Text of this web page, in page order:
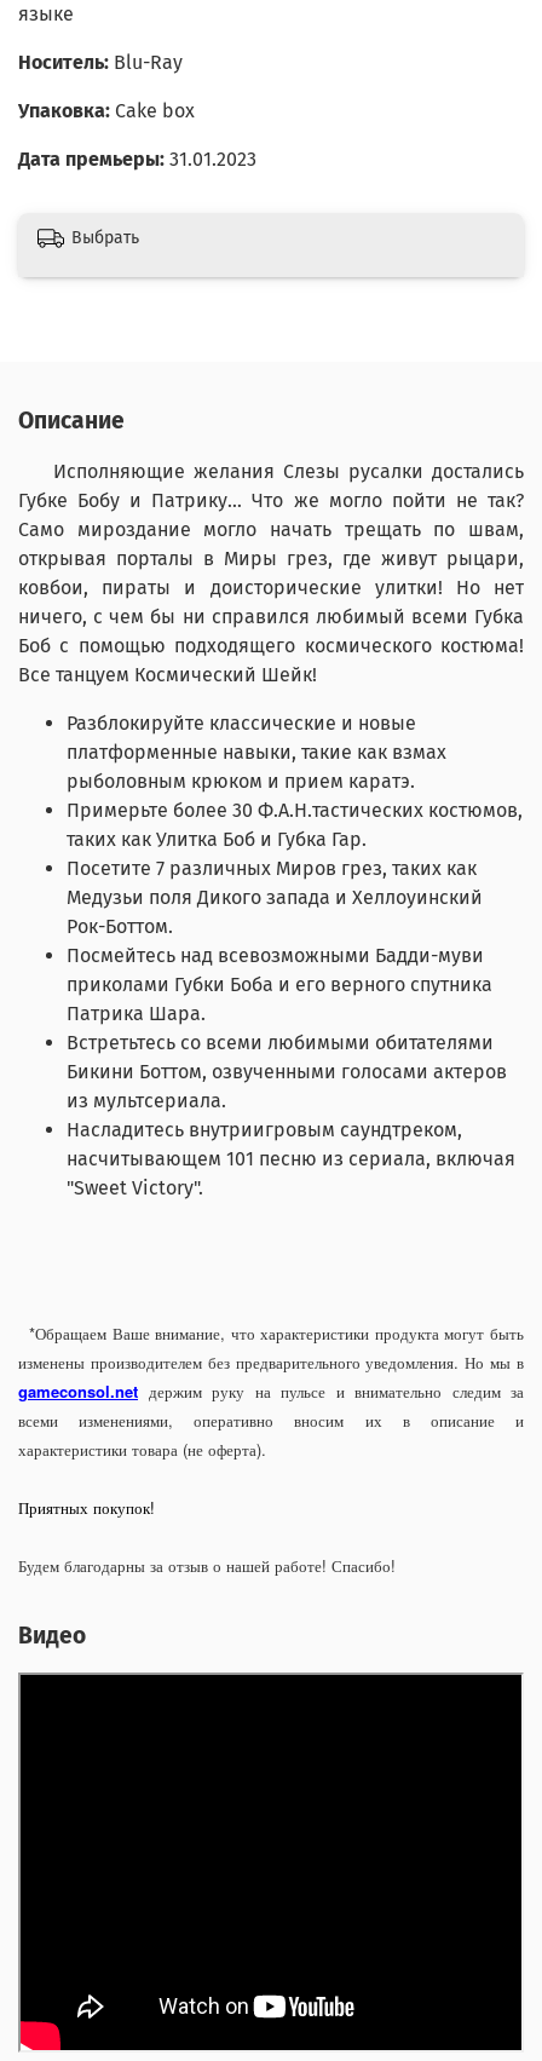
языке
Носитель: Blu-Ray
Упаковка: Cake box
Дата премьеры: 31.01.2023
Выбрать
Описание
Исполняющие желания Слезы русалки достались
Губке Бобу и Патрику… Что же могло пойти не так?
Само мироздание могло начать трещать по швам,
открывая порталы в Миры грез, где живут рыцари,
ковбои, пираты и доисторические улитки! Но нет
ничего, с чем бы ни справился любимый всеми Губка
Боб с помощью подходящего космического костюма!
Все танцуем Космический Шейк!
Разблокируйте классические и новые
платформенные навыки, такие как взмах
рыболовным крюком и прием каратэ.
Примерьте более 30 Ф.А.Н.тастических костюмов,
таких как Улитка Боб и Губка Гар.
Посетите 7 различных Миров грез, таких как
Медузьи поля Дикого запада и Хеллоуинский
Рок-Боттом.
Посмейтесь над всевозможными Бадди-муви
приколами Губки Боба и его верного спутника
Патрика Шара.
Встретьтесь со всеми любимыми обитателями
Бикини Боттом, озвученными голосами актеров
из мультсериала.
Насладитесь внутриигровым саундтреком,
насчитывающем 101 песню из сериала, включая
"Sweet Victory".
*Обращаем Ваше внимание, что характеристики продукта могут быть
изменены производителем без предварительного уведомления. Но мы в
gameconsol.net держим руку на пульсе и внимательно следим за
всеми изменениями, оперативно вносим их в описание и
характеристики товара (не оферта).
Приятных покупок!
Будем благодарны за отзыв о нашей работе! Спасибо!
Видео